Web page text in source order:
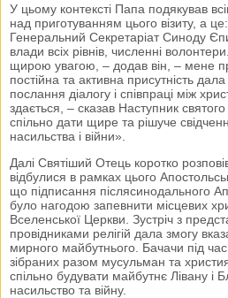
У цьому контексті Папа подякував
над приготуванням цього візиту, а це:
Генеральний Секретаріат Синоду
влади всіх рівнів, численні
щирою увагою, – додав він, – мене
постійна та активна присутність
послання діалогу і співпраці між
здається, – сказав Наступник
спільно дати щире та рішуче
насильства і війни».
Далі Святіший Отець коротко
відбулися в рамках цього
що підписання післясинодального
було нагодою запевнити місцевих
Вселенської Церкви. Зустріч з
провідниками релігій дала змогу
мирного майбутнього. Бачачи під час
зібраних разом мусульман та
спільно будувати майбутнє Лівану і
насильство та війну.